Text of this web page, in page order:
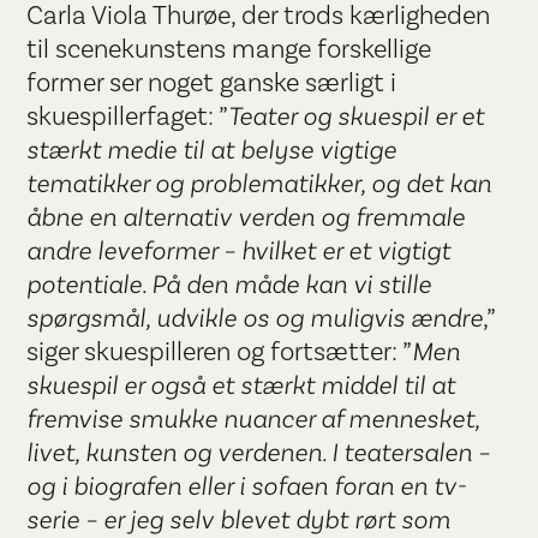
Carla Viola Thurøe, der trods kærligheden
til scenekunstens mange forskellige
former ser noget ganske særligt i
skuespillerfaget: ”Teater og skuespil er et
stærkt medie til at belyse vigtige
tematikker og problematikker, og det kan
åbne en alternativ verden og fremmale
andre leveformer – hvilket er et vigtigt
potentiale. På den måde kan vi stille
spørgsmål, udvikle os og muligvis ændre,”
siger skuespilleren og fortsætter: ”Men
skuespil er også et stærkt middel til at
fremvise smukke nuancer af mennesket,
livet, kunsten og verdenen. I teatersalen –
og i biografen eller i sofaen foran en tv-
serie – er jeg selv blevet dybt rørt som